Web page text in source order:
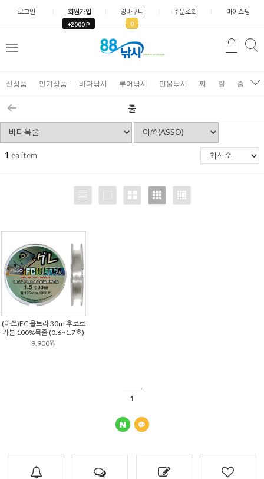
로그인 회원가입
+2000 P
장바구니
0
주문조회 마이쇼핑
검
신상품 인기상품 바다낚시 루어낚시 민물낚시 찌 릴 줄
줄
1 ea item
(아쏘)FC 울트라 30m 후로로
카본 100%목줄 (0.6~1.7호)
9,900원
1